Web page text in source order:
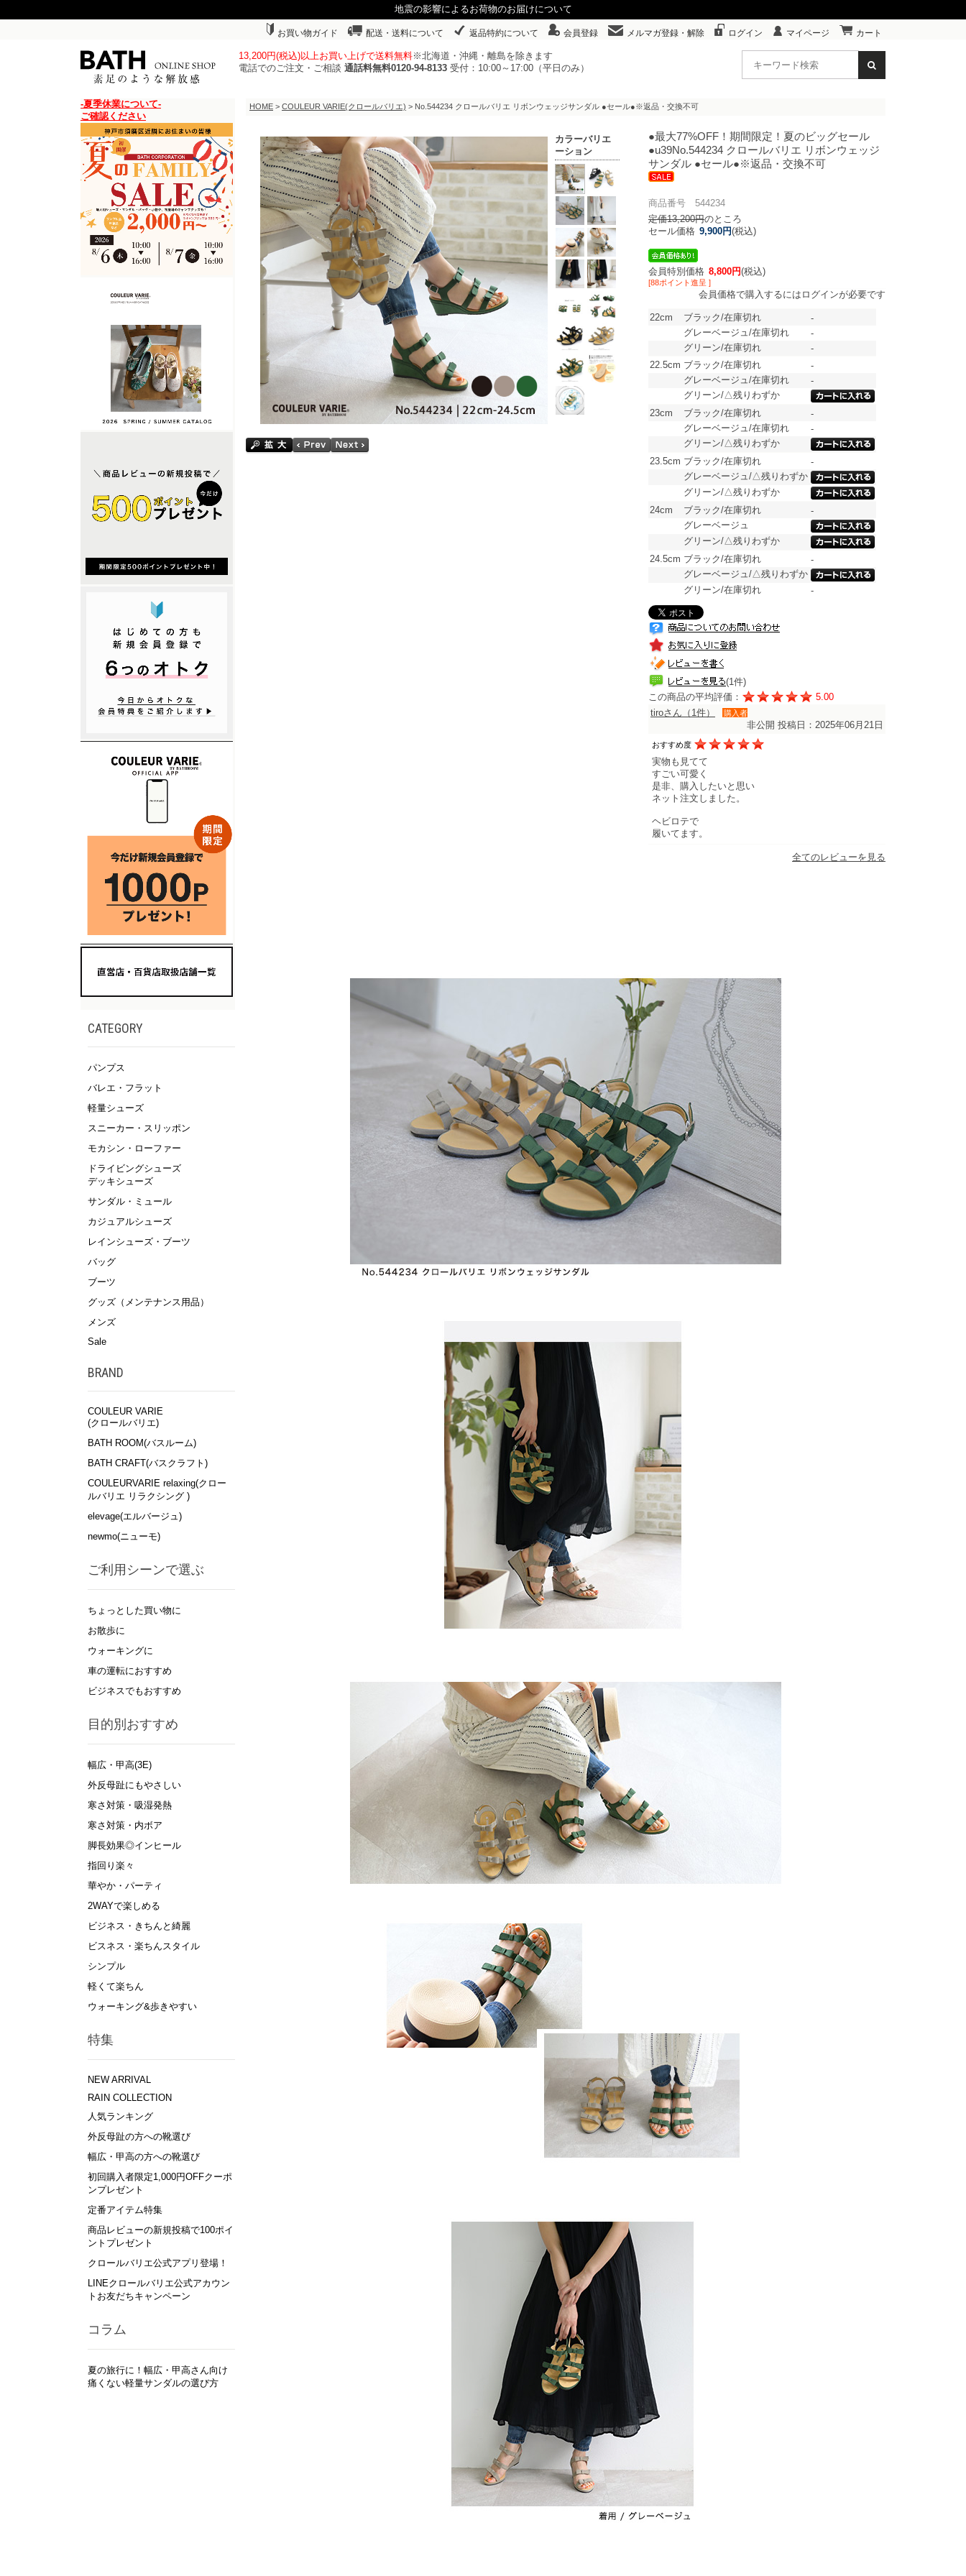
地震の影響によるお荷物のお届けについて
お買い物ガイド 配送・送料について 返品特約について 会員登録 メルマガ登録・解除 ログイン マイページ カート
13,200円(税込)以上お買い上げで送料無料※北海道・沖縄・離島を除きます
電話でのご注文・ご相談 通話料無料0120-94-8133 受付：10:00～17:00（平日のみ）
-夏季休業について-
ご確認ください
CATEGORY
パンプス
バレエ・フラット
軽量シューズ
スニーカー・スリッポン
モカシン・ローファー
ドライビングシューズ
デッキシューズ
サンダル・ミュール
カジュアルシューズ
レインシューズ・ブーツ
バッグ
ブーツ
グッズ（メンテナンス用品）
メンズ
Sale
BRAND
COULEUR VARIE
(クロールバリエ)
BATH ROOM(バスルーム)
BATH CRAFT(バスクラフト)
COULEURVARIE relaxing(クロー
ルバリエ リラクシング )
elevage(エルバージュ)
newmo(ニューモ)
ご利用シーンで選ぶ
ちょっとした買い物に
お散歩に
ウォーキングに
車の運転におすすめ
ビジネスでもおすすめ
目的別おすすめ
幅広・甲高(3E)
外反母趾にもやさしい
寒さ対策・吸湿発熱
寒さ対策・内ボア
脚長効果◎インヒール
指回り楽々
華やか・パーティ
2WAYで楽しめる
ビジネス・きちんと綺麗
ビスネス・楽ちんスタイル
シンプル
軽くて楽ちん
ウォーキング&歩きやすい
特集
NEW ARRIVAL
RAIN COLLECTION
人気ランキング
外反母趾の方への靴選び
幅広・甲高の方への靴選び
初回購入者限定1,000円OFFクーポ
ンプレゼント
定番アイテム特集
商品レビューの新規投稿で100ポイ
ントプレゼント
クロールバリエ公式アプリ登場！
LINEクロールバリエ公式アカウン
トお友だちキャンペーン
コラム
夏の旅行に！幅広・甲高さん向け
痛くない軽量サンダルの選び方
HOME > COULEUR VARIE(クロールバリエ) > No.544234 クロールバリエ リボンウェッジサンダル ●セール●※返品・交換不可
●最大77%OFF！期間限定！夏のビッグセール
●u39No.544234 クロールバリエ リボンウェッジ
サンダル ●セール●※返品・交換不可
商品番号 544234
定価13,200円のところ
セール価格 9,900円(税込)
会員特別価格 8,800円(税込)
[88ポイント進呈 ]
会員価格で購入するにはログインが必要です
22cm ブラック/在庫切れ
-
グレーベージュ/在庫切れ
-
グリーン/在庫切れ
-
22.5cm ブラック/在庫切れ
-
グレーベージュ/在庫切れ
-
グリーン/△残りわずか
23cm
ブラック/在庫切れ
-
グレーベージュ/在庫切れ
-
グリーン/△残りわずか
23.5cm ブラック/在庫切れ
-
グレーベージュ/△残りわずか
グリーン/△残りわずか
24cm
ブラック/在庫切れ
-
グレーベージュ
グリーン/△残りわずか
24.5cm ブラック/在庫切れ
-
グレーベージュ/△残りわずか
グリーン/在庫切れ
-
(1件)
この商品の平均評価：
5.00
tiroさん（1件）
購入者
非公開 投稿日：2025年06月21日
おすすめ度
実物も見てて
すごい可愛く
是非、購入したいと思い
ネット注文しました。
ヘビロテで
履いてます。
全てのレビューを見る
カラーバリエ
ーション